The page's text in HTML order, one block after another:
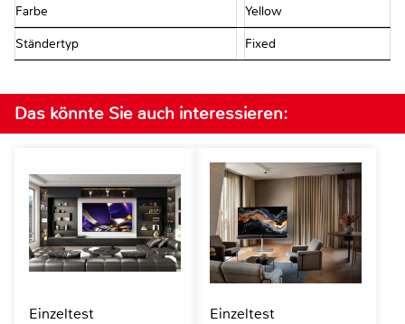
Farbe Yellow
Ständertyp Fixed
Das könnte Sie auch interessieren:
Einzeltest
Einzeltest